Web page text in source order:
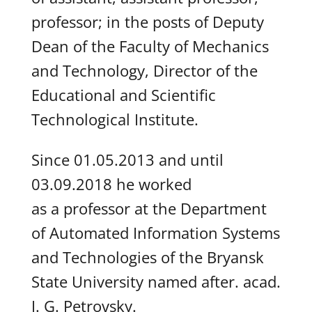
professor; in the posts of Deputy
Dean of the Faculty of Mechanics
and Technology, Director of the
Educational and Scientific
Technological Institute.
Since 01.05.2013 and until
03.09.2018 he worked
as a professor at the Department
of Automated Information Systems
and Technologies of the Bryansk
State University named after. acad.
I. G. Petrovsky.